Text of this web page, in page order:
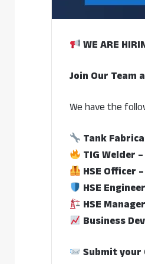
WE ARE
Join Our Team
We have the
Tank
TIG Welder
HSE Officer
HSE
HSE
Business
Submit your